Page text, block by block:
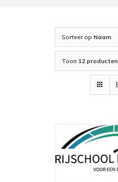
Sorteer op Naam
Toon 12 producten